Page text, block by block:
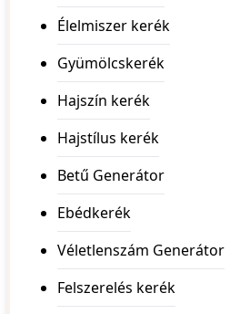
Élelmiszer kerék
Gyümölcskerék
Hajszín kerék
Hajstílus kerék
Betű Generátor
Ebédkerék
Véletlenszám Generátor
Felszerelés kerék